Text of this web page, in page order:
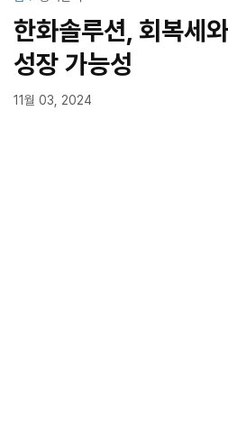
한화솔루션, 회복세
성장 가능성
11월 03, 2024